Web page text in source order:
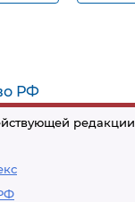
РФ
редакции